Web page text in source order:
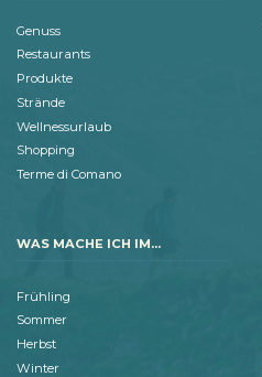
Genuss
Restaurants
Produkte
Strände
Wellnessurlaub
Shopping
Terme di Comano
WAS MACHE ICH IM...
Frühling
Sommer
Herbst
Winter